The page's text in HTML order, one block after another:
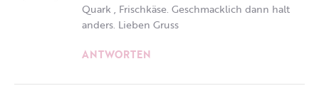
Quark , Frischkäse. Geschmacklich dann halt
anders. Lieben Gruss
ANTWORTEN